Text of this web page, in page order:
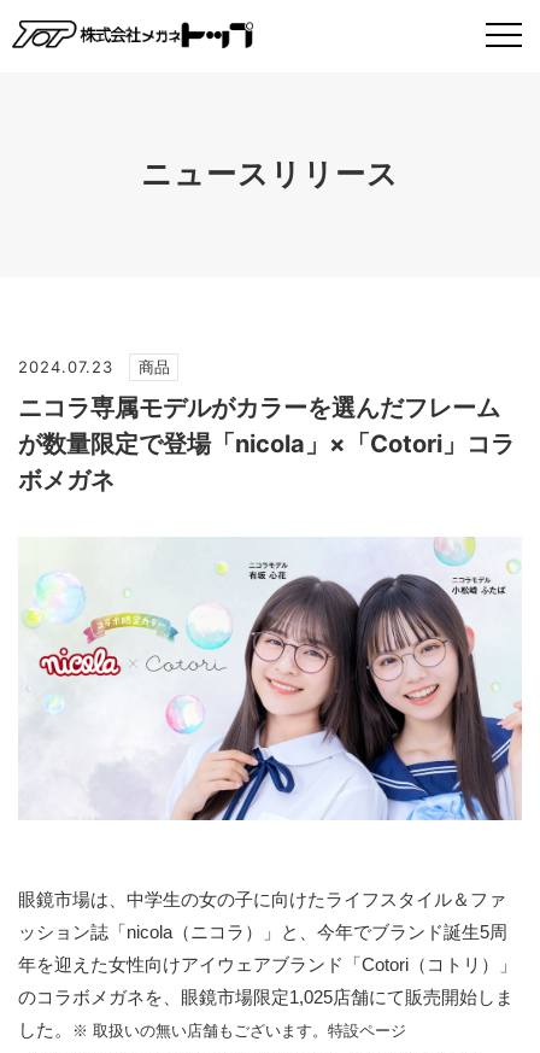
ニュースリリース
2024.07.23 商品
ニコラ専属モデルがカラーを選んだフレーム
が数量限定で登場「nicola」×「Cotori」コラ
ボメガネ
眼鏡市場は、中学生の女の子に向けたライフスタイル＆ファ
ッション誌「nicola（ニコラ）」と、今年でブランド誕生5周
年を迎えた女性向けアイウェアブランド「Cotori（コトリ）」
のコラボメガネを、眼鏡市場限定1,025店舗にて販売開始しま
した。
※ 取扱いの無い店舗もございます。特設ページ